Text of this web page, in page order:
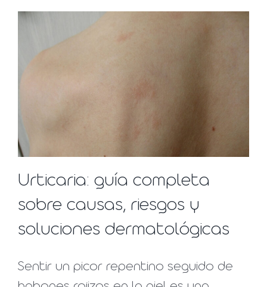
Urticaria: guía completa
sobre causas, riesgos y
soluciones dermatológicas
Sentir un picor repentino seguido de